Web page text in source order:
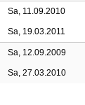
Sa, 11.09.2010
Sa, 19.03.2011
Sa, 12.09.2009
Sa, 27.03.2010